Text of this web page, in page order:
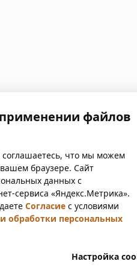
файлов
что мы можем
браузере. Сайт
данных с
сервиса «Яндекс.Метрика».
Согласие с условиями
обработки персональных
Настройка